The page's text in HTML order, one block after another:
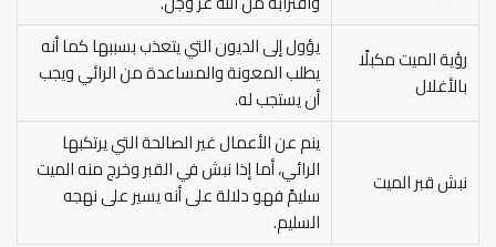
رؤية الميت مكبلًا
بالأغلال
يؤول إلى الديون التي يتعذب بسببها كما أنه
يطلب المعونة والمساعدة من الرائي ويجب
أن يستجب له.
نبش قبر الميت
ينم عن الأعمال غير الصالحة التي يرتكبها
الرائي، أما إذا نبش في القبر وخرج منه الميت
سليمً فهو دلالة على أنه يسير على نهجه
السليم.